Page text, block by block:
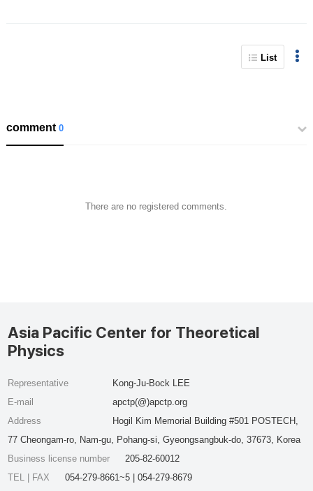
List
comment0
There are no registered comments.
Asia Pacific Center for Theoretical
Physics
Representative
Kong-Ju-Bock LEE
E-mail
apctp(@)apctp.org
Address
Hogil Kim Memorial Building #501 POSTECH,
77 Cheongam-ro, Nam-gu, Pohang-si, Gyeongsangbuk-do, 37673, Korea
Business license number
205-82-60012
TEL | FAX
054-279-8661~5 | 054-279-8679